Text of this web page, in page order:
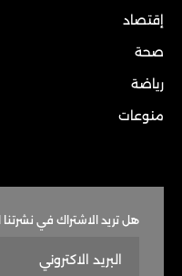
إقتصاد
صحة
رياضة
منوعات
هل تريد الاشتراك في نشرتنا